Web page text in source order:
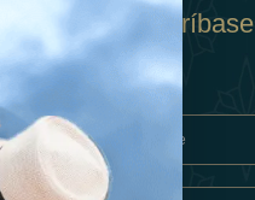
Suscríbase